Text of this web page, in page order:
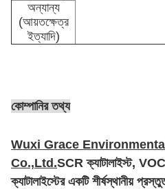
অন্যান্য
(আয়তক্ষেত্র
ইত্যাদি)
কোম্পানির তথ্য
Wuxi Grace
Co.,Ltd.SCR ক্যাটালাইস্ট,
ক্যাটালাইস্টের একটি শীর্ষস্থানীয়